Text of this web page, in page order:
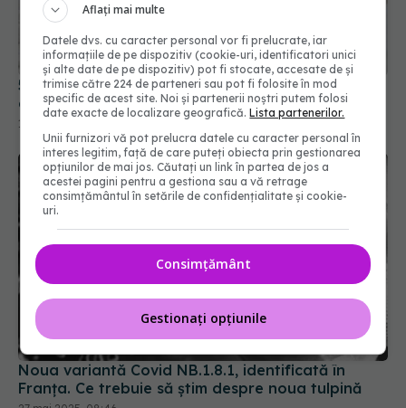
5 locuri din camerele de hotel unde se ascund
cele mai multe bacterii
16 aug 2025, 17:30
Noua variantă Covid NB.1.8.1, identificată în
Franța. Ce trebuie să știm despre noua tulpină
27 mai 2025, 08:46
Aflați mai multe
Datele dvs. cu caracter personal vor fi prelucrate, iar
informațiile de pe dispozitiv (cookie-uri, identificatori unici
și alte date de pe dispozitiv) pot fi stocate, accesate de și
trimise către 224 de parteneri sau pot fi folosite în mod
specific de acest site. Noi și partenerii noștri putem folosi
date exacte de localizare geografică.Lista partenerilor.
Unii furnizori vă pot prelucra datele cu caracter personal în
interes legitim, față de care puteți obiecta prin gestionarea
opțiunilor de mai jos. Căutați un link în partea de jos a
acestei pagini pentru a gestiona sau a vă retrage
consimțământul în setările de confidențialitate și cookie-
uri.
Consimțământ
Gestionați opțiunile